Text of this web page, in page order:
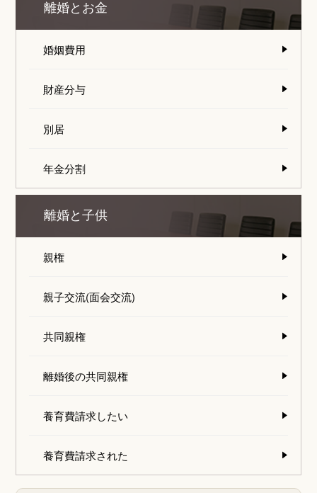
離婚とお金
婚姻費用
財産分与
別居
年金分割
離婚と子供
親権
親子交流(面会交流)
共同親権
離婚後の共同親権
養育費請求したい
養育費請求された